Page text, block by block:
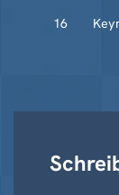
16